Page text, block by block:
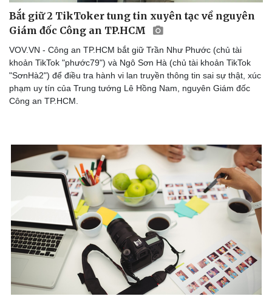
Bắt giữ 2 TikToker tung tin xuyên tạc về nguyên
Giám đốc Công an TP.HCM
VOV.VN - Công an TP.HCM bắt giữ Trần Như Phước (chủ tài
khoản TikTok "phước79") và Ngô Sơn Hà (chủ tài khoản TikTok
"SơnHà2") để điều tra hành vi lan truyền thông tin sai sự thật, xúc
phạm uy tín của Trung tướng Lê Hồng Nam, nguyên Giám đốc
Công an TP.HCM.